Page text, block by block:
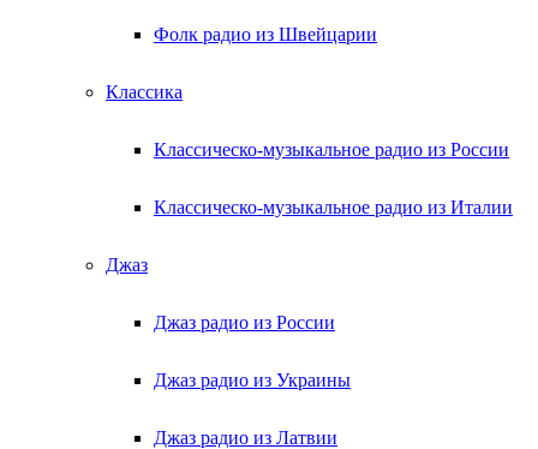
Фолк радио из Швейцарии
Классика
Классическо-музыкальное радио из России
Классическо-музыкальное радио из Италии
Джаз
Джаз радио из России
Джаз радио из Украины
Джаз радио из Латвии